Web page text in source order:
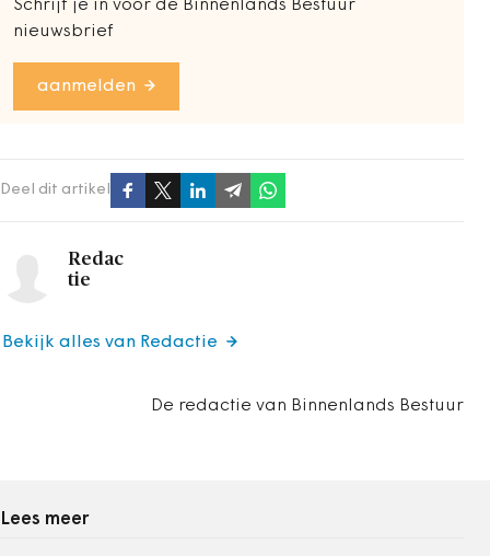
Schrijf je in voor de Binnenlands Bestuur
nieuwsbrief
aanmelden
Deel dit artikel
Redac
tie
De redactie van Binnenlands Bestuur
Bekijk alles van Redactie
Lees meer